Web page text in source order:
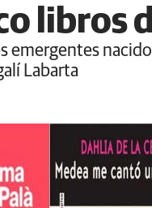
libros
emergentes
Labarta